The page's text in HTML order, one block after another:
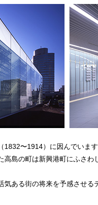
1832〜1914）に因んでい
高島の町は新興港町にふさ
気ある街の将来を予感させ